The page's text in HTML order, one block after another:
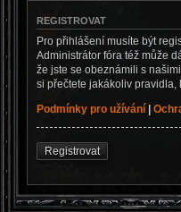
REGISTROVAT
Pro přihlášení musíte být
Administrátor fóra též může
že jste se obeznámili s
si přečtete jakákoliv pravidla,
Podmínky pro užívání
Registrovat